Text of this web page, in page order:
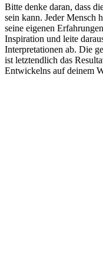
Bitte denke daran, dass
sein kann. Jeder Mensch
seine eigenen
Inspiration und leite
Interpretationen ab. Die
ist letztendlich das
Entwickelns auf deinem